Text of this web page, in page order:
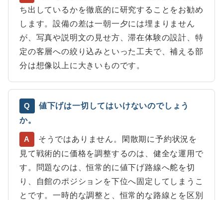
ち出しているかを徹底的に研究することをお勧め
します。設備の差は一朝一夕には埋まりません
が、写真や説明文の見せ方、滞在体験の設計、特
定の客層への絞り込みといった工夫で、補える部
分は想像以上に大きいものです。
Q
値下げは一切してはいけないのでしょう
か。
A
そうではありません。閑散期に予約状況を
見て戦術的に価格を調整するのは、健全な運用で
す。問題なのは、恒常的に値下げ路線へ舵を切
り、自館のポジションを下位へ固定してしまうこ
とです。一時的な調整と、恒常的な路線とを区別